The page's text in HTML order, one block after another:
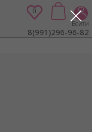
Войти
0
8(991)296-96-82